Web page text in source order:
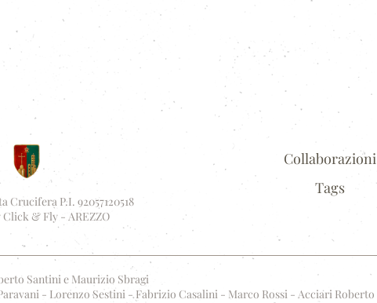
Crucifera P.I. 92057120518
Click & Fly - AREZZO
Collaborazioni
Tags
Santini e Maurizio Sbragi
- Lorenzo Sestini - Fabrizio Casalini - Marco Rossi - Acciari Roberto